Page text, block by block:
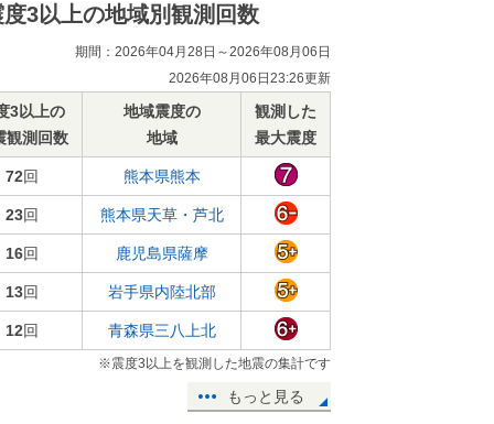
度3以上の地域別観測回数
期間：2026年04月28日～2026年08月06日
2026年08月06日23:26更新
3以上の
観測回数
地域震度の
地域
観測した
最大震度
72回 熊本県熊本
23回 熊本県天草・芦北
16回 鹿児島県薩摩
13回 岩手県内陸北部
12回 青森県三八上北
※震度3以上を観測した地震の集計です
もっと見る